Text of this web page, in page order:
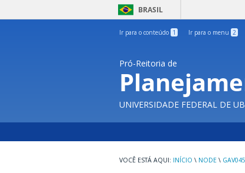
BRASIL
Ir para o conteúdo 1 Ir para o menu 2
Pró-Reitoria de
UNIVERSIDADE FEDERAL DE
INÍCIO \ NODE \